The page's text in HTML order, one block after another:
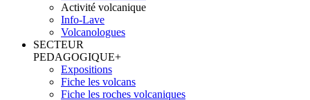
Activité volcanique
Info-Lave
Volcanologues
SECTEUR
PEDAGOGIQUE+
Expositions
Fiche les volcans
Fiche les roches volcaniques